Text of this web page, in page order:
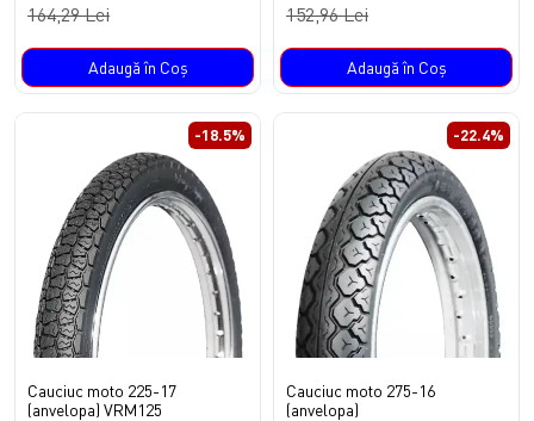
164,29 Lei
Adaugă în Coş
152,96 Lei
Adaugă în Coş
-18.5%
Cauciuc moto 225-17
(anvelopa) VRM125
-22.4%
Cauciuc moto 275-16
(anvelopa)